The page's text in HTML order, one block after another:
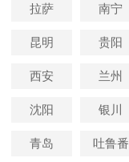
拉萨 南宁
昆明 贵阳
西安 兰州
沈阳 银川
青岛 吐鲁番